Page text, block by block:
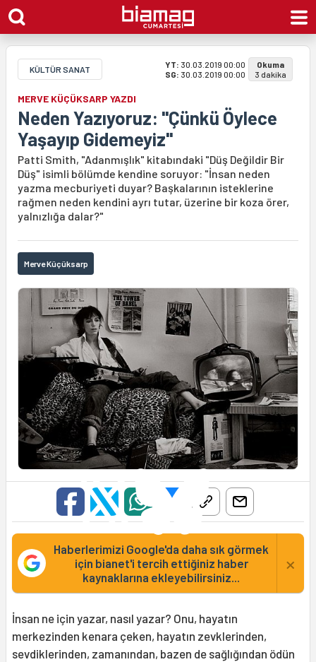
KÜLTÜR SANAT YT: 30.03.2019 00:00
SG: 30.03.2019 00:00
Okuma
3 dakika
MERVE KÜÇÜKSARP YAZDI
Neden Yazıyoruz: "Çünkü Öylece
Yaşayıp Gidemeyiz"
Patti Smith, "Adanmışlık" kitabındaki "Düş Değildir Bir
Düş" isimli bölümde kendine soruyor: "İnsan neden
yazma mecburiyeti duyar? Başkalarının isteklerine
rağmen neden kendini ayrı tutar, üzerine bir koza örer,
yalnızlığa dalar?"
Merve Küçüksarp
Haberlerimizi Google'da daha sık görmek
için bianet'i tercih ettiğiniz haber
kaynaklarına ekleyebilirsiniz...
×
İnsan ne için yazar, nasıl yazar? Onu, hayatın
merkezinden kenara çeken, hayatın zevklerinden,
sevdiklerinden, zamanından, bazen de sağlığından ödün